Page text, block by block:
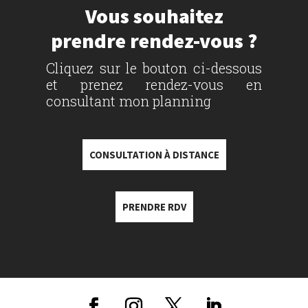
Vous souhaitez
prendre rendez-vous ?
Cliquez sur le bouton ci-dessous
et prenez rendez-vous en
consultant mon planning
CONSULTATION À DISTANCE
PRENDRE RDV